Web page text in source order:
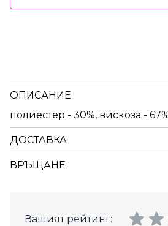
ОПИСАНИЕ
полиестер - 30%, вискоза -
ДОСТАВКА
ВРЪЩАНЕ
Вашият рейтинг: